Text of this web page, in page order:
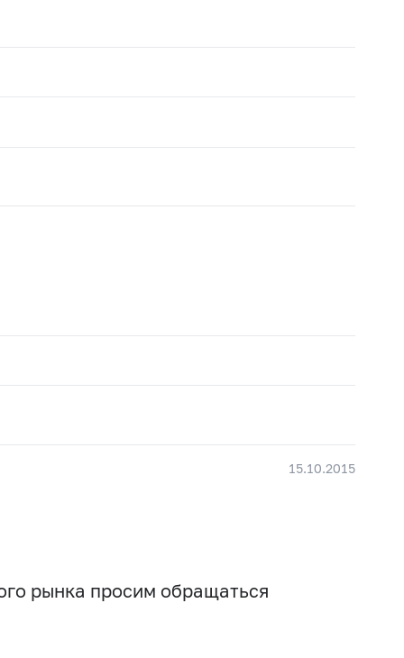
15.10.2015
рынка просим обращаться